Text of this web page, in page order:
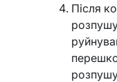
Після